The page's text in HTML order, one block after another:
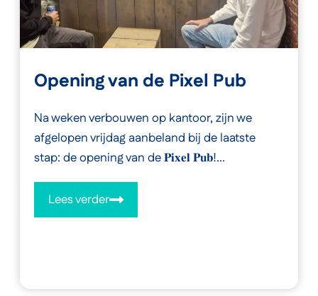
Opening van de Pixel Pub
Na weken verbouwen op kantoor, zijn we
afgelopen vrijdag aanbeland bij de laatste
stap: de opening van de 𝐏𝐢𝐱𝐞𝐥 𝐏𝐮𝐛!...
Lees verder